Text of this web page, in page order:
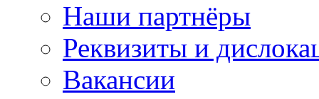
Наши партнёры
Реквизиты и
Вакансии